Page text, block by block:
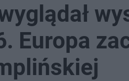
Europa